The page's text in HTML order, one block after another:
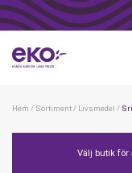
Hem / Sortiment/ Livsmedel /
Välj butik för